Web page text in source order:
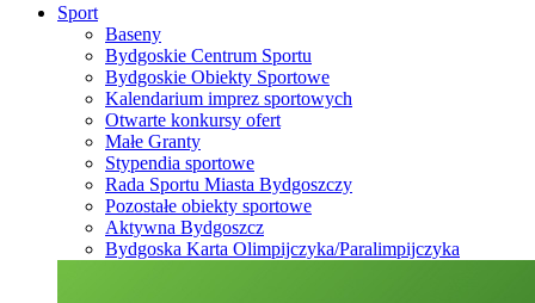
Sport
Baseny
Bydgoskie Centrum Sportu
Bydgoskie Obiekty Sportowe
Kalendarium imprez sportowych
Otwarte konkursy ofert
Małe Granty
Stypendia sportowe
Rada Sportu Miasta Bydgoszczy
Pozostałe obiekty sportowe
Aktywna Bydgoszcz
Bydgoska Karta Olimpijczyka/Paralimpijczyka